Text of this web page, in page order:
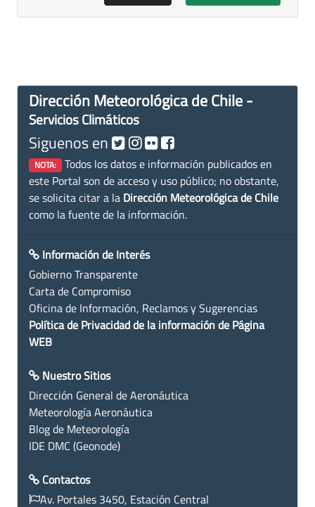
Dirección Meteorológica de Chile -
Servicios Climáticos
Siguenos en
NOTA: Todos los datos e información publicados en
este Portal son de acceso y uso público; no obstante,
se solicita citar a la Dirección Meteorológica de Chile
como la fuente de la información.
Información de Interés
Gobierno Transparente
Carta de Compromiso
Oficina de Información, Reclamos y Sugerencias
Política de Privacidad de la información de Página
WEB
Nuestro Sitios
Dirección General de Aeronáutica
Meteorología Aeronáutica
Blog de Meteorología
IDE DMC (Geonode)
Contactos
Av. Portales 3450, Estación Central